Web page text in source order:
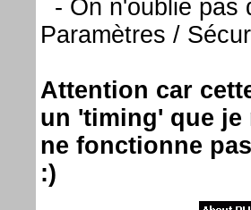
- On n'oublie pas
Paramètres /
Attention car
un 'timing' que je
ne fonctionne
:)